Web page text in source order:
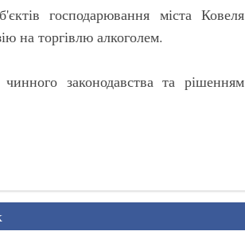
господарювання міста Ковеля
на торгівлю алкоголем.
законодавства та рішенням